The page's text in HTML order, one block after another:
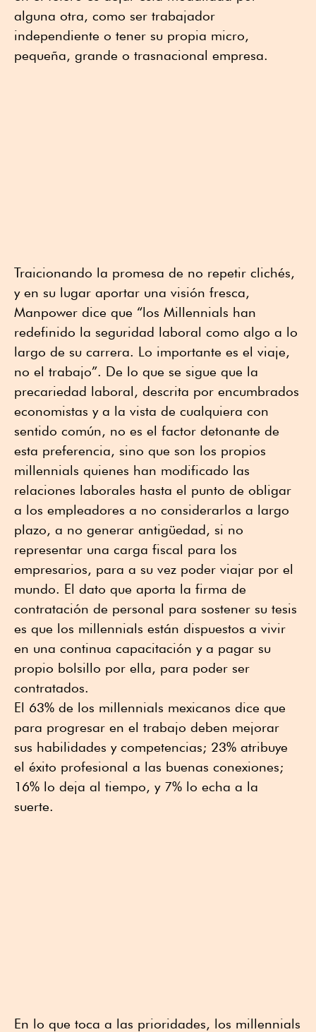
alguna otra, como ser trabajador
independiente o tener su propia micro,
pequeña, grande o trasnacional empresa.
Traicionando la promesa de no repetir clichés,
y en su lugar aportar una visión fresca,
Manpower dice que “los Millennials han
redefinido la seguridad laboral como algo a lo
largo de su carrera. Lo importante es el viaje,
no el trabajo”. De lo que se sigue que la
precariedad laboral, descrita por encumbrados
economistas y a la vista de cualquiera con
sentido común, no es el factor detonante de
esta preferencia, sino que son los propios
millennials quienes han modificado las
relaciones laborales hasta el punto de obligar
a los empleadores a no considerarlos a largo
plazo, a no generar antigüedad, si no
representar una carga fiscal para los
empresarios, para a su vez poder viajar por el
mundo. El dato que aporta la firma de
contratación de personal para sostener su tesis
es que los millennials están dispuestos a vivir
en una continua capacitación y a pagar su
propio bolsillo por ella, para poder ser
contratados.
El 63% de los millennials mexicanos dice que
para progresar en el trabajo deben mejorar
sus habilidades y competencias; 23% atribuye
el éxito profesional a las buenas conexiones;
16% lo deja al tiempo, y 7% lo echa a la
suerte.
En lo que toca a las prioridades, los millennials